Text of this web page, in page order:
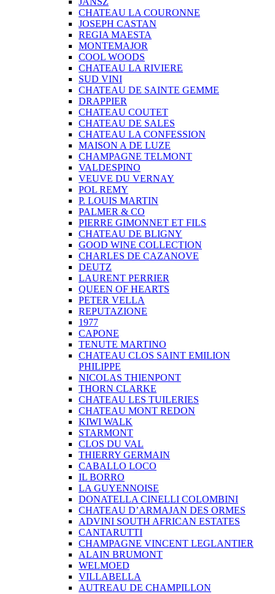
CHATEAU LA COURONNE
JOSEPH CASTAN
REGIA MAESTA
MONTEMAJOR
COOL WOODS
CHATEAU LA RIVIERE
SUD VINI
CHATEAU DE SAINTE GEMME
DRAPPIER
CHATEAU COUTET
CHATEAU DE SALES
CHATEAU LA CONFESSION
MAISON A DE LUZE
CHAMPAGNE TELMONT
VALDESPINO
VEUVE DU VERNAY
POL REMY
P. LOUIS MARTIN
PALMER & CO
PIERRE GIMONNET ET FILS
CHATEAU DE BLIGNY
GOOD WINE COLLECTION
CHARLES DE CAZANOVE
DEUTZ
LAURENT PERRIER
QUEEN OF HEARTS
PETER VELLA
REPUTAZIONE
1977
CAPONE
TENUTE MARTINO
CHATEAU CLOS SAINT EMILION
PHILIPPE
NICOLAS THIENPONT
THORN CLARKE
CHATEAU LES TUILERIES
CHATEAU MONT REDON
KIWI WALK
STARMONT
CLOS DU VAL
THIERRY GERMAIN
CABALLO LOCO
IL BORRO
LA GUYENNOISE
DONATELLA CINELLI COLOMBINI
CHATEAU D’ARMAJAN DES ORMES
ADVINI SOUTH AFRICAN ESTATES
CANTARUTTI
CHAMPAGNE VINCENT LEGLANTIER
ALAIN BRUMONT
WELMOED
VILLABELLA
AUTREAU DE CHAMPILLON